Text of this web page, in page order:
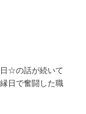
☆の話が続いて
日で奮闘した職